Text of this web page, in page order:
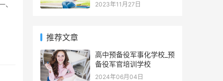
2023年11月27日
推荐文章
高中预备役军事化学校_预
备役军官培训学校
2024年06月04日